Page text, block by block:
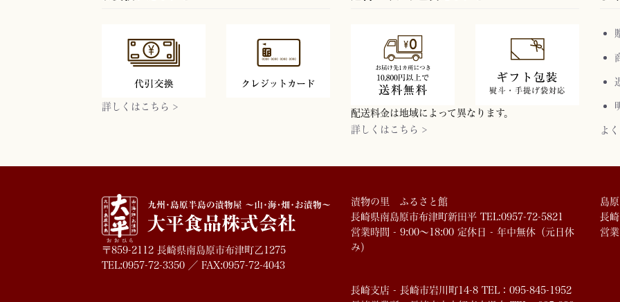
詳しくはこちら >
配送料金は地域によって異なります。
詳しくはこちら >
よ
〒859-2112 長崎県南島原市布津町乙1275
TEL:0957-72-3350 ／ FAX:0957-72-4043
漬物の里 ふるさと館
長崎県南島原市布津町新田平 TEL:0957-72-5821
営業時間 - 9:00～18:00 定休日 - 年中無休（元日休
み）
長崎支店 - 長崎市岩川町14-8 TEL：095-845-1952
島
長
営